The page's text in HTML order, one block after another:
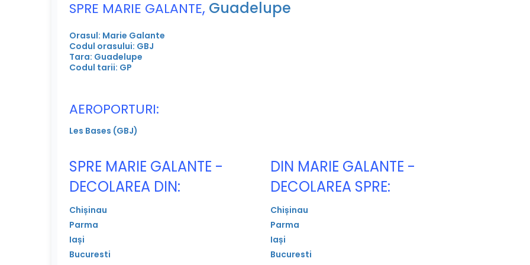
SPRE MARIE GALANTE, Guadelupe
Orasul: Marie Galante
Codul orasului: GBJ
Tara: Guadelupe
Codul tarii: GP
AEROPORTURI:
Les Bases (GBJ)
SPRE MARIE GALANTE -
DECOLAREA DIN:
Chișinau
Parma
Iași
Bucuresti
DIN MARIE GALANTE -
DECOLAREA SPRE:
Chișinau
Parma
Iași
Bucuresti